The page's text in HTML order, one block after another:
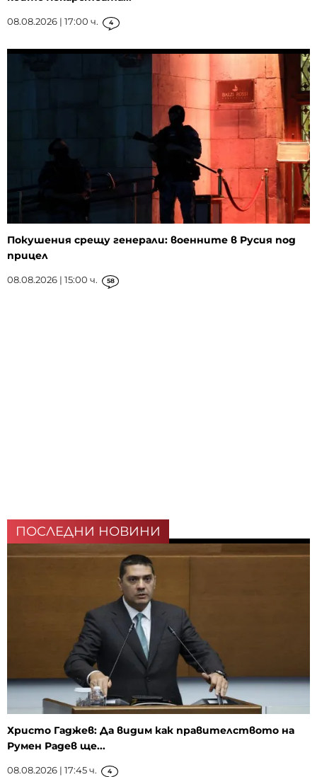
08.08.2026 | 17:00 ч. 4
Покушения срещу генерали: военните в Русия под
прицел
08.08.2026 | 15:00 ч. 58
ПОСЛЕДНИ НОВИНИ
Христо Гаджев: Да видим как правителството на
Румен Радев ще...
08.08.2026 | 17:45 ч. 4